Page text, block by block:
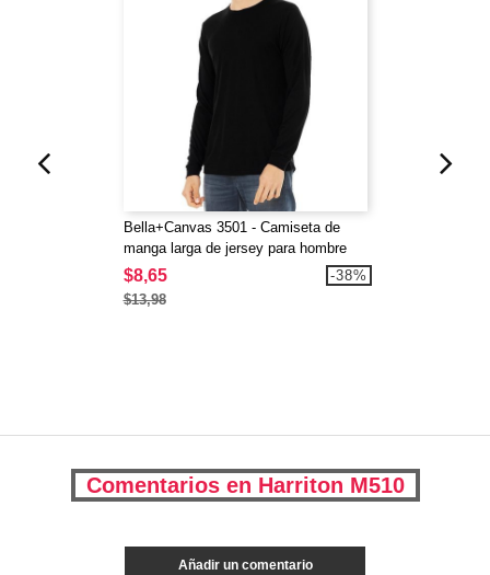
Bella+Canvas 3501 - Camiseta de
manga larga de jersey para hombre
$8,65
$13,98
-38%
Comentarios en Harriton M510
Añadir un comentario